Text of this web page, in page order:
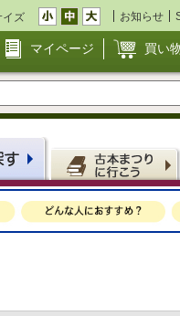
イズ お知らせ
マイページ 買い